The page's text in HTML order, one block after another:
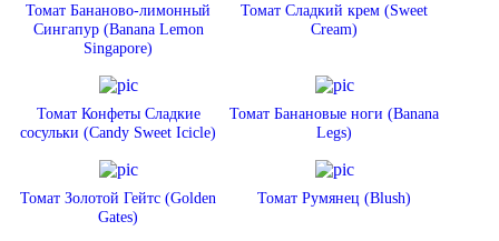
Томат Бананово-лимонный
Сингапур (Banana Lemon
Singapore)
Томат Сладкий крем (Sweet
Cream)
Томат Конфеты Сладкие
сосульки (Candy Sweet Icicle)
Томат Банановые ноги (Banana
Legs)
Томат Золотой Гейтс (Golden
Gates)
Томат Румянец (Blush)